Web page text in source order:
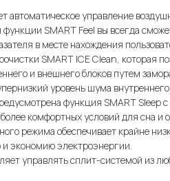
автоматическое управление
SMART Feel вы всегда
в месте нахождения
SMART ICE Clean, которая
и внешнего блоков путем
уровень шума внутреннего
функция SMART Sleep
комфортных условий для сна и
режима обеспечивает крайне
экономию электроэнергии.
управлять сплит-системой из